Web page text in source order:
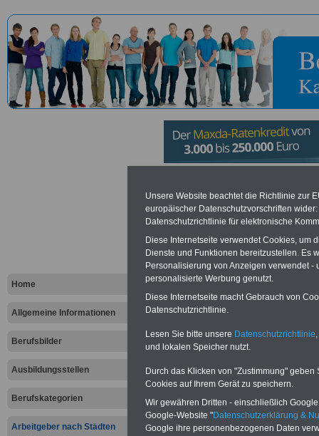
Home
Allgemeine Informationen
Berufsbilder
Ausbildungsstellen
Berufskategorien
Arbeitgeber nach Städten
Optronik,
und
Karlsruhe
Vergleichen und sparen:
Bausparen schon ab 16 Jahren
Krankenzusatzversicherung-
Online-Vergleich Gesetzliche
Zahnzusatzversicherung-
Vorteile der Privaten
Krankenversicherung
Unsere Website beachtet die Richtlinie zur
europäischer Datenschutzvorschriften
Datenschutzrichtlinie für elektronische
Diese Internetseite verwendet Cookies, um
Dienste und Funktionen bereitzustellen. Es
Personalisierung von Anzeigen verwendet
personalisierte Werbung genutzt.
Diese Internetseite macht Gebrauch von
Datenschutzrichtlinie.
Lesen Sie bitte unsere Datenschutzrichtlinie
und lokalen Speicher nutzt.
Durch das Klicken von "Zustimmung"
Cookies auf Ihrem Gerät zu speichern.
Wir gewähren Dritten - einschließlich
Google-Website "Datenschutzerklärung &
Google ihre personenbezogenen Daten